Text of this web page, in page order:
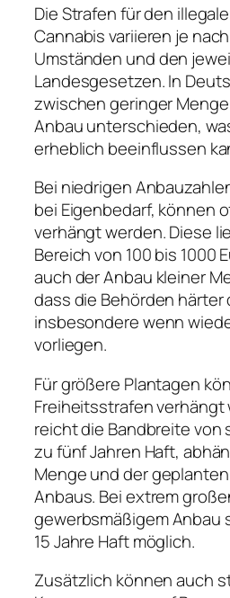
Die Strafen für den
Cannabis variieren je
Umständen und den
Landesgesetzen. In
zwischen geringer
Anbau unterschieden,
erheblich beeinflussen
Bei niedrigen
bei Eigenbedarf, können
verhängt werden. Diese
Bereich von 100 bis 1000
auch der Anbau kleiner
dass die Behörden härter
insbesondere wenn
vorliegen.
Für größere Plantagen
Freiheitsstrafen verhängt
reicht die Bandbreite von
zu fünf Jahren Haft,
Menge und der
Anbaus. Bei extrem
gewerbsmäßigem Anbau
15 Jahre Haft möglich.
Zusätzlich können auch